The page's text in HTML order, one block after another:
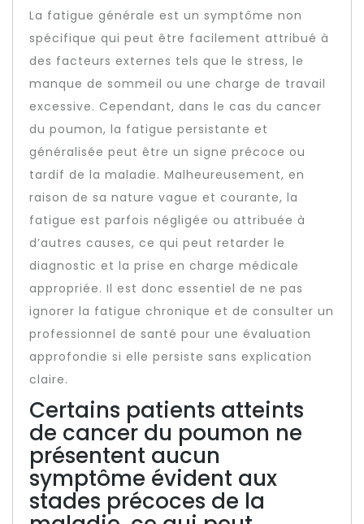
La fatigue générale est un symptôme non
spécifique qui peut être facilement attribué à
des facteurs externes tels que le stress, le
manque de sommeil ou une charge de travail
excessive. Cependant, dans le cas du cancer
du poumon, la fatigue persistante et
généralisée peut être un signe précoce ou
tardif de la maladie. Malheureusement, en
raison de sa nature vague et courante, la
fatigue est parfois négligée ou attribuée à
d’autres causes, ce qui peut retarder le
diagnostic et la prise en charge médicale
appropriée. Il est donc essentiel de ne pas
ignorer la fatigue chronique et de consulter un
professionnel de santé pour une évaluation
approfondie si elle persiste sans explication
claire.
Certains patients atteints
de cancer du poumon ne
présentent aucun
symptôme évident aux
stades précoces de la